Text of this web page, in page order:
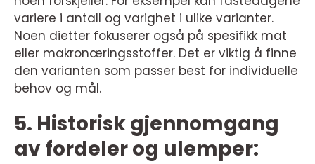
variere i antall og varighet i ulike varianter.
Noen dietter fokuserer også på spesifikk mat
eller makronæringsstoffer. Det er viktig å finne
den varianten som passer best for individuelle
behov og mål.
5. Historisk gjennomgang
av fordeler og ulemper: